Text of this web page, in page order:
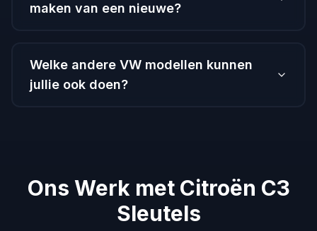
maken van een nieuwe?
Welke andere VW modellen kunnen
jullie ook doen?
Ons Werk met Citroën C3
Sleutels